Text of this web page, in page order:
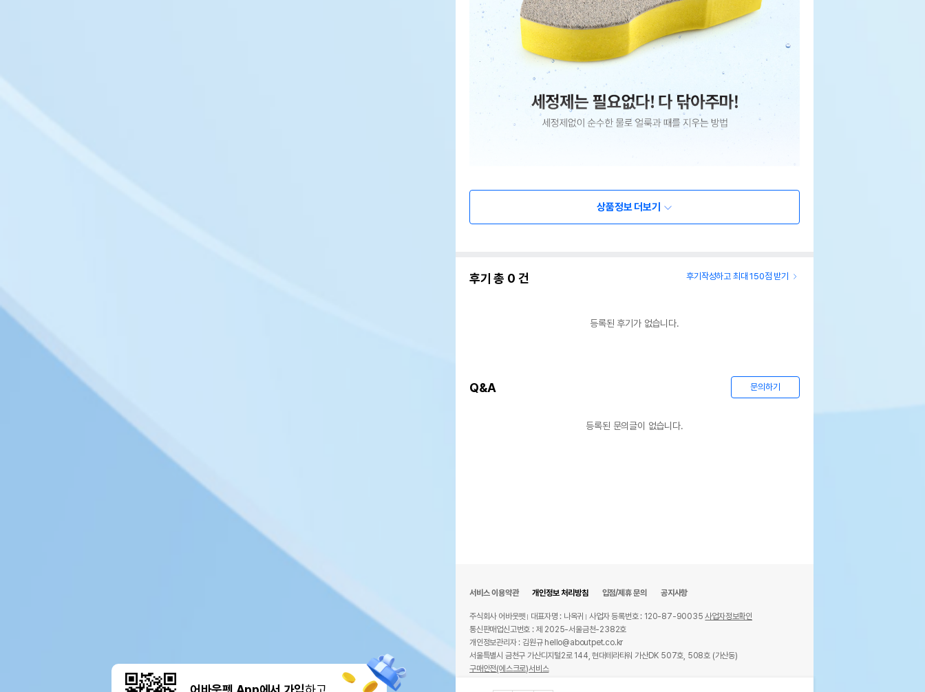
상품정보 더보기
후기 총 0 건 후기작성하고 최대 150점 받기
등록된 후기가 없습니다.
Q&A 문의하기
등록된 문의글이 없습니다.
서비스 이용약관 개인정보 처리방침 입점/제휴 문의 공지사항
주식회사 어바웃펫 대표자명 : 나옥귀 사업자 등록번호 : 120-87-90035사업자정보확인
통신판매업신고번호 : 제 2025-서울금천-2382호
개인정보관리자 : 김원규 hello@aboutpet.co.kr
서울특별시 금천구 가산디지털2로 144, 현대테라타워 가산DK 507호, 508호 (가산동)
구매안전(에스크로)서비스